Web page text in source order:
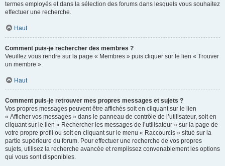
termes employés et dans la sélection des forums dans lesquels vous souhaitez
effectuer une recherche.
Haut
Comment puis-je rechercher des membres ?
Veuillez vous rendre sur la page « Membres » puis cliquer sur le lien « Trouver
un membre ».
Haut
Comment puis-je retrouver mes propres messages et sujets ?
Vos propres messages peuvent être affichés soit en cliquant sur le lien
« Afficher vos messages » dans le panneau de contrôle de l’utilisateur, soit en
cliquant sur le lien « Rechercher les messages de l’utilisateur » sur la page de
votre propre profil ou soit en cliquant sur le menu « Raccourcis » situé sur la
partie supérieure du forum. Pour effectuer une recherche de vos propres
sujets, utilisez la recherche avancée et remplissez convenablement les options
qui vous sont disponibles.